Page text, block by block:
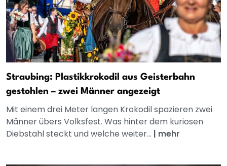
Straubing: Plastikkrokodil aus Geisterbahn
gestohlen – zwei Männer angezeigt
Mit einem drei Meter langen Krokodil spazieren zwei
Männer übers Volksfest. Was hinter dem kuriosen
Diebstahl steckt und welche weiter... | mehr